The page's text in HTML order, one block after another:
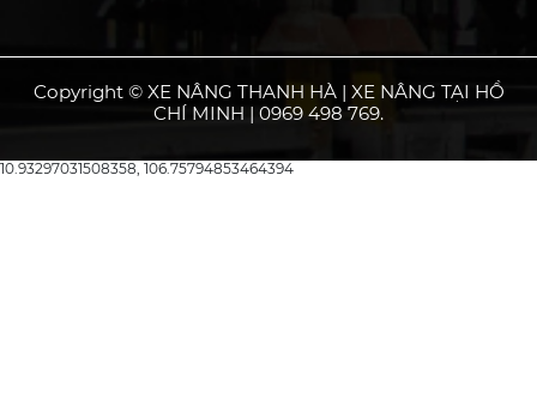
Copyright © XE NÂNG THANH HÀ | XE NÂNG TẠI HỒ
CHÍ MINH | 0969 498 769.
10.93297031508358, 106.75794853464394